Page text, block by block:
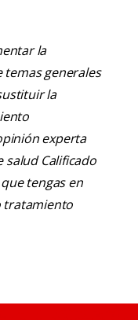
la
generales
la
experta
Calificado
tengas en
tratamiento